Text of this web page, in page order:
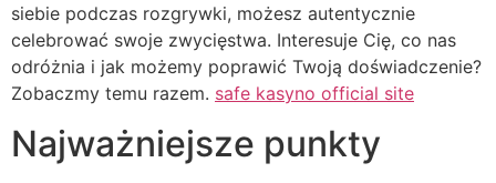
siebie podczas rozgrywki, możesz autentycznie
celebrować swoje zwycięstwa. Interesuje Cię, co nas
odróżnia i jak możemy poprawić Twoją doświadczenie?
Zobaczmy temu razem. safe kasyno official site
Najważniejsze punkty